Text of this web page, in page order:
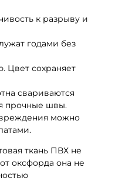
к разрыву и
годами без
Цвет сохраняет
свариваются
прочные швы.
можно
ткань ПВХ не
оксфорда она не